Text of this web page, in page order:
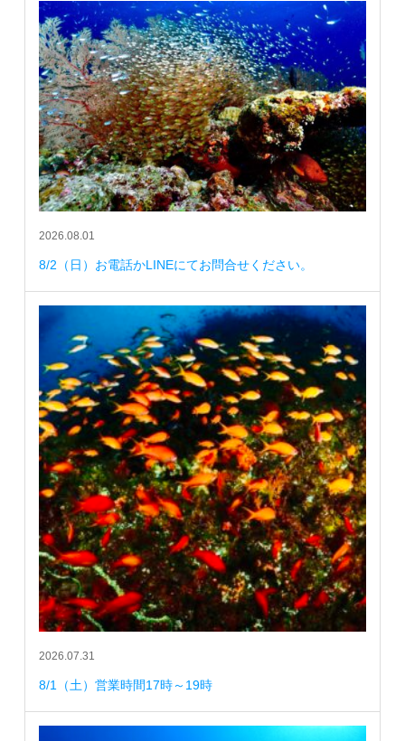
2026.08.01
8/2（日）お電話かLINEにてお問合せください。
2026.07.31
8/1（土）営業時間17時～19時